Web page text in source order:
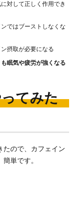
対して正しく作用でき
ではブーストしなくな
摂取が必要になる
眠気や疲労が強くなる
てみた
たので、カフェイン
単です。